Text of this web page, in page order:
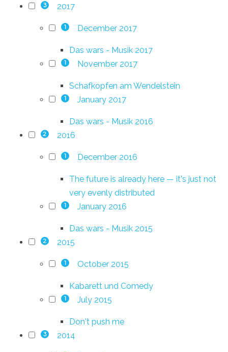
3 2017
1 December 2017
Das wars - Musik 2017
1 November 2017
Schafkopfen am Wendelstein
1 January 2017
Das wars - Musik 2016
2 2016
1 December 2016
The future is already here — it's just not
very evenly distributed
1 January 2016
Das wars - Musik 2015
2 2015
1 October 2015
Kabarett und Comedy
1 July 2015
Don't push me
3 2014